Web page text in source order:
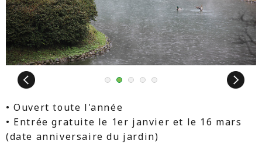
Next
2 3 4 5
• Ouvert toute l'année
• Entrée gratuite le 1er janvier et le 16 mars
(date anniversaire du jardin)